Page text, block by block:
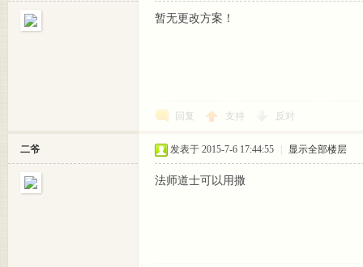
暂无更改方案！
回复 支持 反对
二爷 发表于 2015-7-6 17:44:55 显示全部楼层
法师道士可以用撒